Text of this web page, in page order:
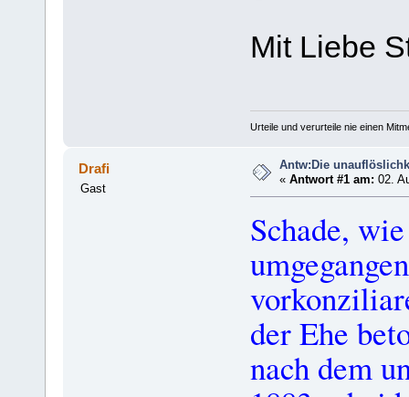
Mit Liebe
Urteile und verurteile nie einen
Drafi
Gast
Antw:Die
«Antwort #1 am: 02.
Schade,
der Ehe
nach dem